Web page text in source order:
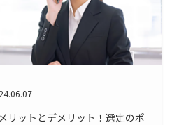
リットとデメリット！選定のポ